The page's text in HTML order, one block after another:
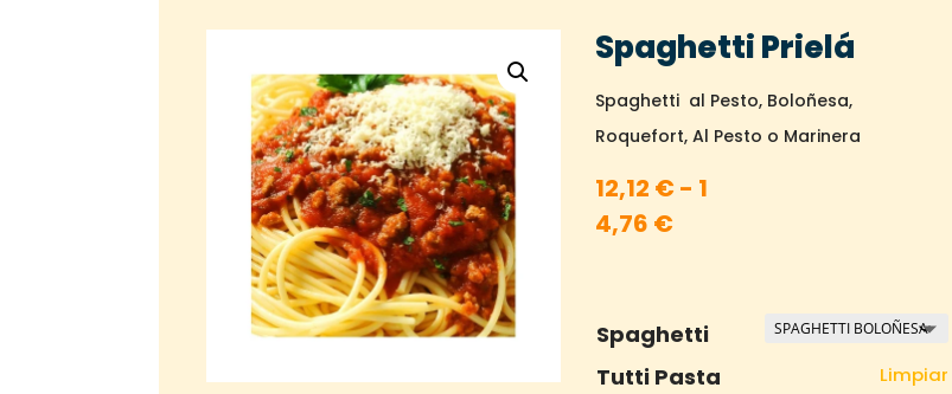
Spaghetti Prielá
Spaghetti al Pesto, Boloñesa,
Roquefort, Al Pesto o Marinera
12,12 € - 1
4,76 €Rango
desde
12,12 €
Spaghetti
Tutti Pasta
Limpiar